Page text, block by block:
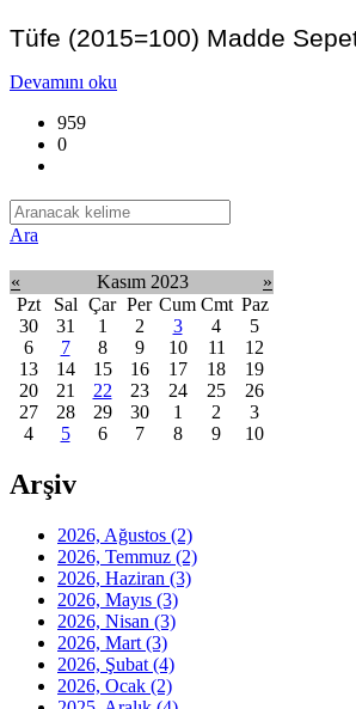
Tüfe (2015=100) Madde
Devamını oku
959
0
Ara
« Kasım 2023
»
Pzt
Sal Çar Per Cum Cmt Paz
30
31 1 2 3 4
5
6
7 8 9 10 11
12
13
14 15 16 17 18
19
20
21 22 23 24 25
26
27
28 29 30 1 2
3
4
5 6 7 8 9 10
Arşiv
2026, Ağustos (2)
2026, Temmuz (2)
2026, Haziran (3)
2026, Mayıs (3)
2026, Nisan (3)
2026, Mart (3)
2026, Şubat (4)
2026, Ocak (2)